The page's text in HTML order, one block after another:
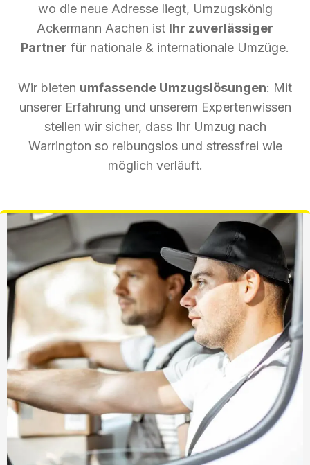
wo die neue Adresse liegt, Umzugskönig
Ackermann Aachen ist Ihr zuverlässiger
Partner für nationale & internationale Umzüge.
Wir bieten umfassende Umzugslösungen: Mit
unserer Erfahrung und unserem Expertenwissen
stellen wir sicher, dass Ihr Umzug nach
Warrington so reibungslos und stressfrei wie
möglich verläuft.